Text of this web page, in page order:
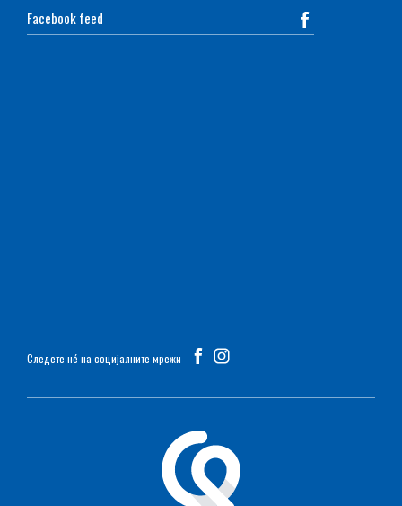
Facebook feed
Следете нé на социјалните мрежи